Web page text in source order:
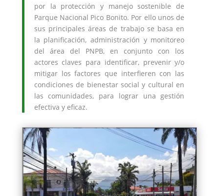
por la protección y manejo sostenible de
Parque Nacional Pico Bonito. Por ello unos de
sus principales áreas de trabajo se basa en
la planificación, administración y monitoreo
del área del PNPB, en conjunto con los
actores claves para identificar, prevenir y/o
mitigar los factores que interfieren con las
condiciones de bienestar social y cultural en
las comunidades, para lograr una gestión
efectiva y eficaz.